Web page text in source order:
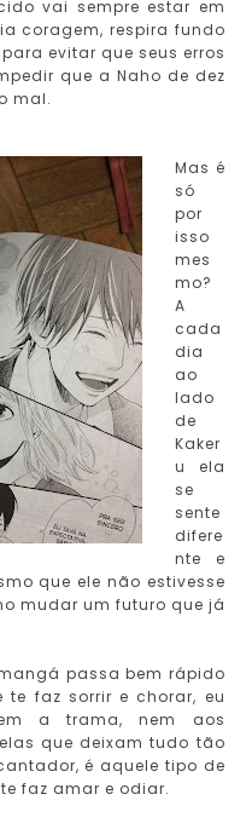
vai sempre estar em
coragem, respira fundo
evitar que seus erros
que a Naho de dez
mal.
Mas é
só
por
isso
mes
mo?
A
cada
dia
ao
lado
de
Kaker
u ela
se
sente
difere
nte e
que ele não estivesse
mudar um futuro que já
passa bem rápido
faz sorrir e chorar, eu
a trama, nem aos
que deixam tudo tão
é aquele tipo de
faz amar e odiar.